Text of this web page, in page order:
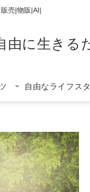
売|物販|AI|
由に生きる
自由なライフス